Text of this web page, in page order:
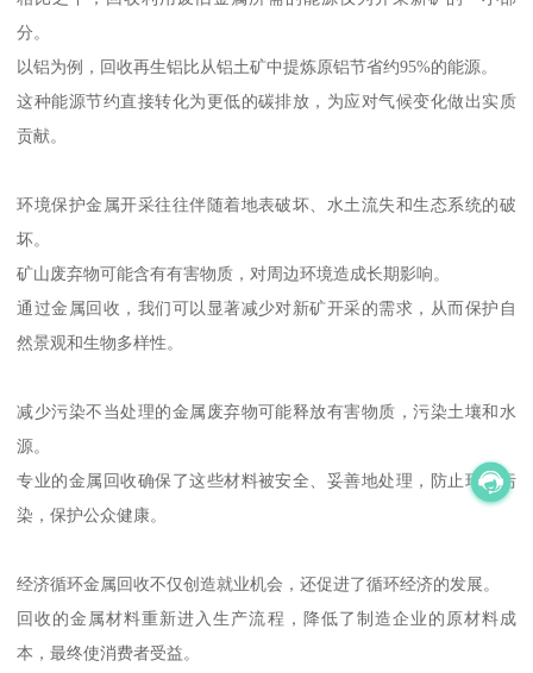
分。
以铝为例，回收再生铝比从铝土矿中提炼原铝节省约95%的能源。
这种能源节约直接转化为更低的碳排放，为应对气候变化做出实质
贡献。
环境保护金属开采往往伴随着地表破坏、水土流失和生态系统的破
坏。
矿山废弃物可能含有有害物质，对周边环境造成长期影响。
通过金属回收，我们可以显著减少对新矿开采的需求，从而保护自
然景观和生物多样性。
减少污染不当处理的金属废弃物可能释放有害物质，污染土壤和水
源。
专业的金属回收确保了这些材料被安全、妥善地处理，防止环境污
染，保护公众健康。
经济循环金属回收不仅创造就业机会，还促进了循环经济的发展。
回收的金属材料重新进入生产流程，降低了制造企业的原材料成
本，最终使消费者受益。